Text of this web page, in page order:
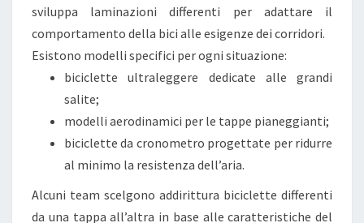
L
A
T
E
N
O
L
O
sviluppa laminazioni differenti per adattare il
comportamento della bici alle esigenze dei corridori.
Esistono modelli specifici per ogni situazione:
biciclette ultraleggere dedicate alle grandi
salite;
modelli aerodinamici per le tappe pianeggianti;
biciclette da cronometro progettate per ridurre
al minimo la resistenza dell’aria.
Alcuni team scelgono addirittura biciclette differenti
da una tappa all’altra in base alle caratteristiche del